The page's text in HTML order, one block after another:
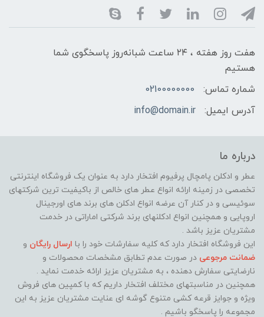
هفت روز هفته ، ۲۴ ساعت شبانه‌روز پاسخگوی شما
هستیم
شماره تماس:
02100000000
آدرس ایمیل:
info@domain.ir
درباره ما
عطر و ادکلن پامچال پرفیوم افتخار دارد به عنوان یک فروشگاه اینترنتی
تخصصی در زمینه ارائه انواع عطر های خالص از باکیفیت ترین شرکتهای
سوئیسی و در کنار آن عرضه انواع ادکلن های برند های اورجینال
اروپایی و همچنین انواع ادکلنهای برند شرکتی اماراتی در خدمت
مشتریان عزیز باشد .
این فروشگاه افتخار دارد که کلیه سفارشات خود را با ارسال رایگان و
ضمانت مرجوعی در صورت عدم تطابق مشخصات محصولات و
نارضایتی سفارش دهنده ، به مشتریان عزیز ارائه خدمت نماید ‌.
همچنین در مناسبتهای مختلف افتخار داریم که با کمپین های فروش
ویژه و جوایز قرعه کشی متنوع گوشه ای عنایت مشتریان عزیز به این
مجموعه را پاسخگو باشیم .